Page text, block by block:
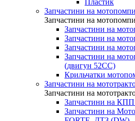
Пластик
Запчастини на мотопомпи
Запчастини на мотопомпи
Запчастини на
Запчастини на
Запчастини на
Запчастини на
(двигун 52CC)
Крильчатки
Запчастини на
Запчастини на
Запчастини на КПП
Запчастини на